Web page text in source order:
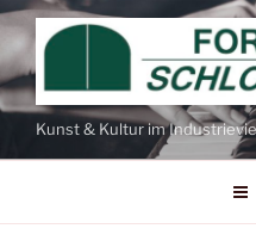
Zum
Inhalt
springen
Kunst & Kultur im